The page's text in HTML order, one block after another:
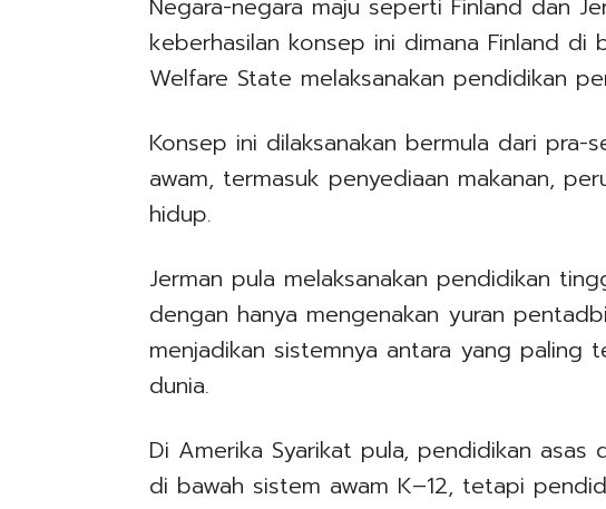
keberhasilan konsep ini dimana Finland di
Welfare State melaksanakan pendidikan
Konsep ini dilaksanakan bermula dari pra-
awam, termasuk penyediaan makanan,
hidup.
Jerman pula melaksanakan pendidikan
dengan hanya mengenakan yuran
menjadikan sistemnya antara yang paling
dunia.
Di Amerika Syarikat pula, pendidikan asas
di bawah sistem awam K–12, tetapi